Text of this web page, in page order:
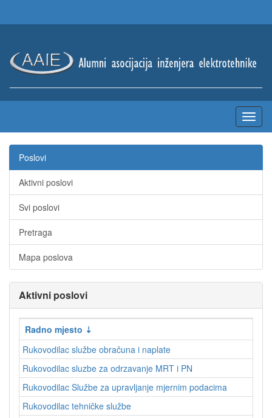
Poslovi
Aktivni poslovi
Svi poslovi
Pretraga
Mapa poslova
Aktivni poslovi
Radno mjesto
Rukovodilac službe obračuna i naplate
Rukovodilac sluzbe za odrzavanje MRT i PN
Rukovodilac Službe za upravljanje mjernim podacima
Rukovodilac tehničke službe